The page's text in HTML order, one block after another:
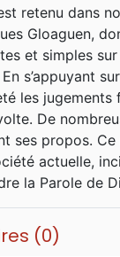
retenu dans
Gloaguen,
et simples
s’appuyant
les jugements
De
ses propos. Ce
actuelle,
la Parole de
(0)